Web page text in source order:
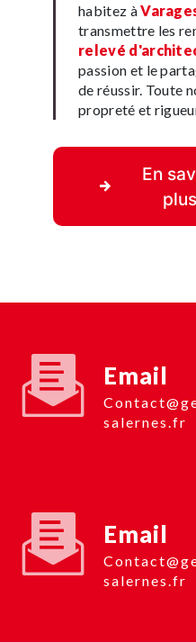
habitez à
transmettre les
relevé
passion et le
de réussir. Toute
propreté et
En
plus
Email
contact@geotop-
salernes.fr
Email
contact@geotop-
salernes.fr